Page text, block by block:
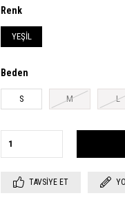
Renk
YEŞİL
Beden
S M L
TAVSIYE ET